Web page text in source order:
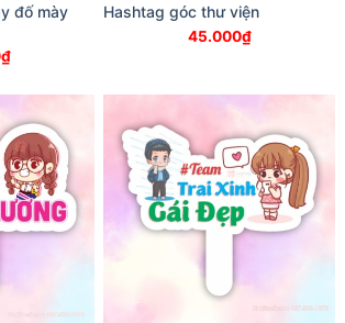
đố mày
₫
Hashtag góc thư viện
45.000₫